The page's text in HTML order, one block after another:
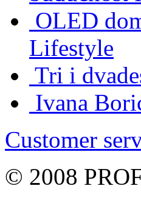
OLED
Lifestyle
Tri i
Ivana
Customer
© 2008